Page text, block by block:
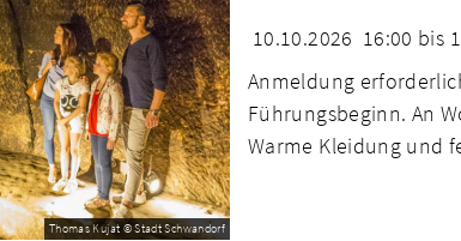
Thomas Kujat © Stadt Schwandorf
10.10.2026 16:00 bis
Anmeldung
Führungsbeginn. An
Warme Kleidung und